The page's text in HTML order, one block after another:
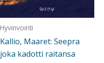
Hyvinvointi
Kallio, Maaret: Seepra
joka kadotti raitansa